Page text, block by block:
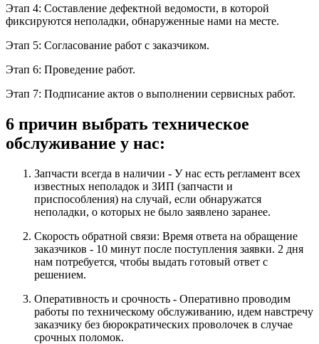
Этап 4: Составление дефектной ведомости, в которой
фиксируются неполадки, обнаруженные нами на месте.
Этап 5: Согласование работ с заказчиком.
Этап 6: Проведение работ.
Этап 7: Подписание актов о выполнении сервисных работ.
6 причин выбрать техническое
обслуживание у нас:
Запчасти всегда в наличии - У нас есть регламент всех
известных неполадок и ЗИП (запчасти и
приспособления) на случай, если обнаружатся
неполадки, о которых не было заявлено заранее.
Скорость обратной связи: Время ответа на обращение
заказчиков - 10 минут после поступления заявки. 2 дня
нам потребуется, чтобы выдать готовый ответ с
решением.
Оперативность и срочность - Оперативно проводим
работы по техническому обслуживанию, идем навстречу
заказчику без бюрократических проволочек в случае
срочных поломок.